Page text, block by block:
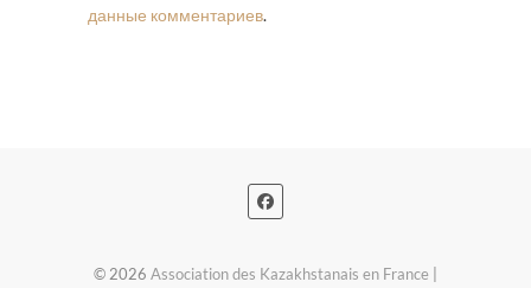
данные комментариев.
© 2026 Association des Kazakhstanais en France